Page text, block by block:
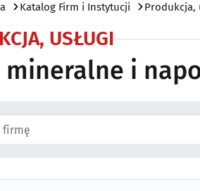
Katalog Firm i Instytucji Produkcja,
USŁUGI
mineralne i